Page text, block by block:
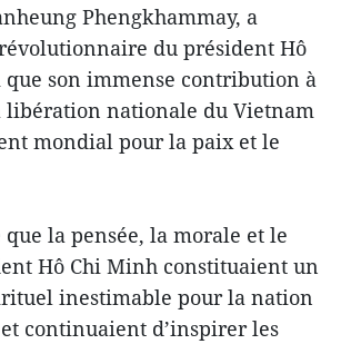
Phengkhammay, a
du président Hô
son immense contribution à
nationale du Vietnam
mondial pour la paix et le
la pensée, la morale et le
Hô Chi Minh constituaient un
inestimable pour la nation
continuaient d’inspirer les